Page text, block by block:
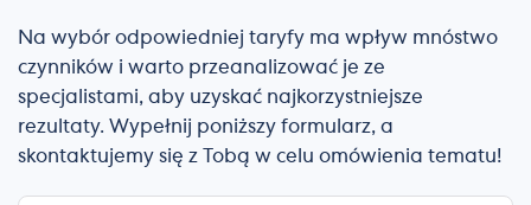
Na wybór odpowiedniej taryfy ma wpływ mnóstwo
czynników i warto przeanalizować je ze
specjalistami, aby uzyskać najkorzystniejsze
rezultaty. Wypełnij poniższy formularz, a
skontaktujemy się z Tobą w celu omówienia tematu!